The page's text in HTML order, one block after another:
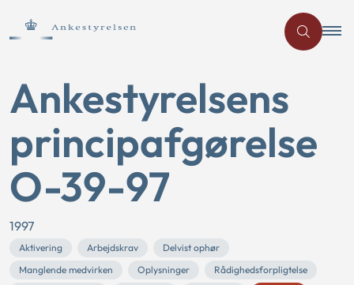
Ankestyrelsens
principafgørelse
O-39-97
1997
Aktivering Arbejdskrav
Delvist ophør
Manglende medvirken
Oplysninger
Rådighedsforpligtelse